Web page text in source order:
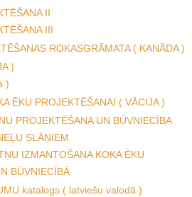
II
III
ROKASGRĀMATA ( KANĀDA )
)
)
ĒKU PROJEKTĒŠANAI ( VĀCIJA )
PROJEKTĒŠANA UN BŪVNIECĪBA
SLĀŅIEM
IZMANTOŠANA KOKA ĒKU
BŪVNIECĪBĀ
katalogs ( latviešu valodā )